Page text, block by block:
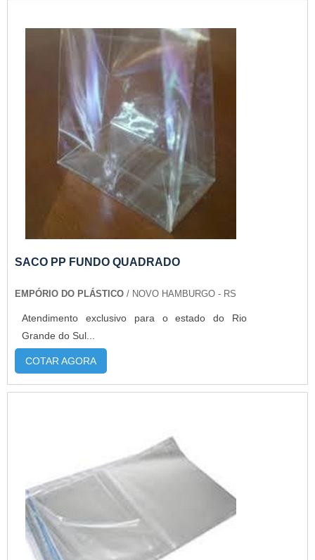
SACO PP FUNDO QUADRADO
EMPÓRIO DO PLÁSTICO / NOVO HAMBURGO - RS
Atendimento exclusivo para o estado do Rio
Grande do Sul...
COTAR AGORA